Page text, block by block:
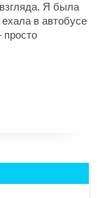
Я была
в автобусе
просто